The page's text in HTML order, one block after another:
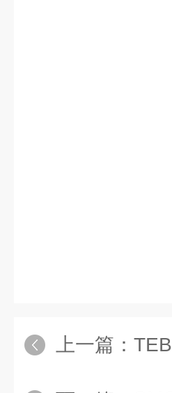
上一篇：